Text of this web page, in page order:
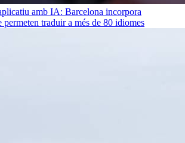
amb IA: Barcelona incorpora
permeten traduir a més de 80 idiomes